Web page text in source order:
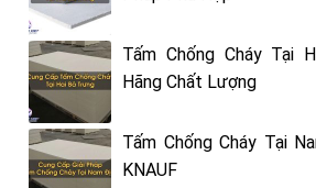
Tấm Chống Cháy Tại
Hãng Chất Lượng
Tấm Chống Cháy Tại
KNAUF